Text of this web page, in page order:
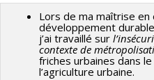
Programmes de subvention :
BIORESTORM. An-ciper la
réhabilita-on à long terme
nature pour le traitement des
Lors de ma maîtrise
développement
j’ai travaillé sur
contexte de
friches urbaines dans
l’agriculture urbaine.